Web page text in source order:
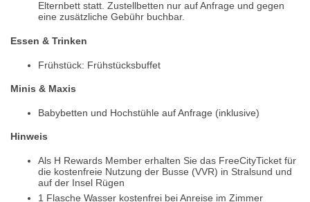
Elternbett statt. Zustellbetten nur auf Anfrage und gegen
eine zusätzliche Gebühr buchbar.
Essen & Trinken
Frühstück: Frühstücksbuffet
Minis & Maxis
Babybetten und Hochstühle auf Anfrage (inklusive)
Hinweis
Als H Rewards Member erhalten Sie das FreeCityTicket für
die kostenfreie Nutzung der Busse (VVR) in Stralsund und
auf der Insel Rügen
1 Flasche Wasser kostenfrei bei Anreise im Zimmer